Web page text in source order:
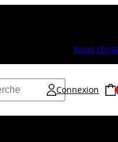
Nous
Connexion